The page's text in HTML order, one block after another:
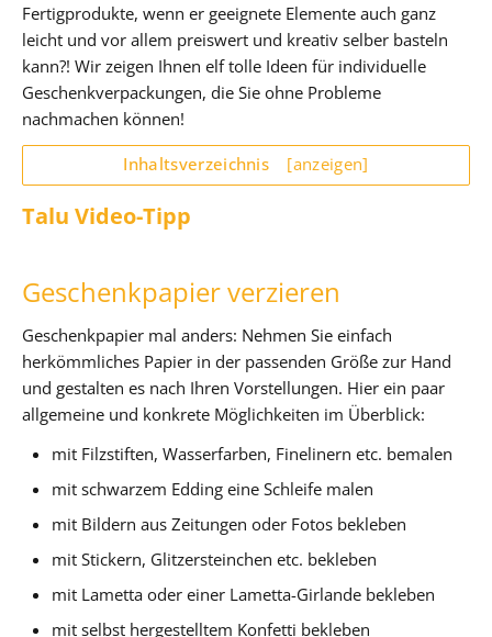
Fertigprodukte, wenn er geeignete Elemente auch ganz
leicht und vor allem preiswert und kreativ selber basteln
kann?! Wir zeigen Ihnen elf tolle Ideen für individuelle
Geschenkverpackungen, die Sie ohne Probleme
nachmachen können!
Inhaltsverzeichnis [anzeigen]
Talu Video-Tipp
Geschenkpapier verzieren
Geschenkpapier mal anders: Nehmen Sie einfach
herkömmliches Papier in der passenden Größe zur Hand
und gestalten es nach Ihren Vorstellungen. Hier ein paar
allgemeine und konkrete Möglichkeiten im Überblick:
mit Filzstiften, Wasserfarben, Finelinern etc. bemalen
mit schwarzem Edding eine Schleife malen
mit Bildern aus Zeitungen oder Fotos bekleben
mit Stickern, Glitzersteinchen etc. bekleben
mit Lametta oder einer Lametta-Girlande bekleben
mit selbst hergestelltem Konfetti bekleben